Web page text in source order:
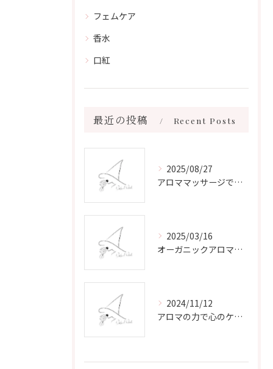
フェムケア
香水
口紅
最近の投稿 Recent Posts
2025/08/27
アロママッサージで叶える心身リラックスと健康維持の新習慣ガイド
2025/03/16
オーガニックアロマで心と体を癒す
2024/11/12
アロマの力で心のケアをする方法